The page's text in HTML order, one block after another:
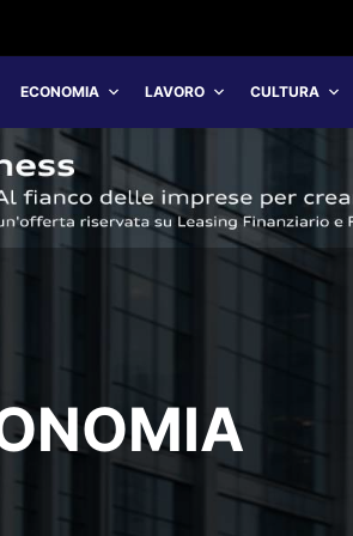
ECONOMIA LAVORO CULTURA